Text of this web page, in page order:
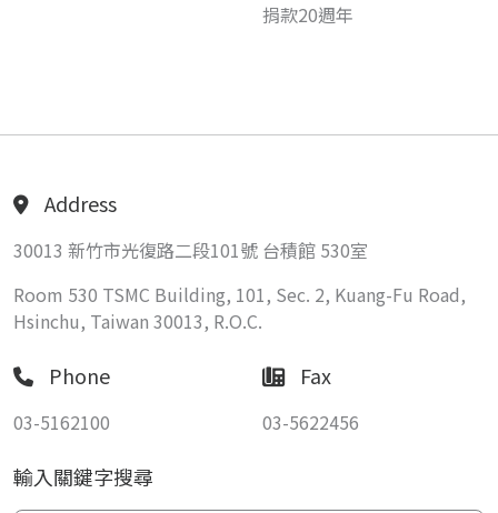
捐款20週年
Address
30013 新竹市光復路二段101號 台積館 530室
Room 530 TSMC Building, 101, Sec. 2, Kuang-Fu Road,
Hsinchu, Taiwan 30013, R.O.C.
Phone
03-5162100
Fax
03-5622456
輸入關鍵字搜尋